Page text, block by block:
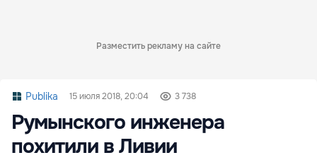
Разместить рекламу на сайте
Publika 15 июля 2018, 20:04 3 738
Румынского инженера
похитили в Ливии